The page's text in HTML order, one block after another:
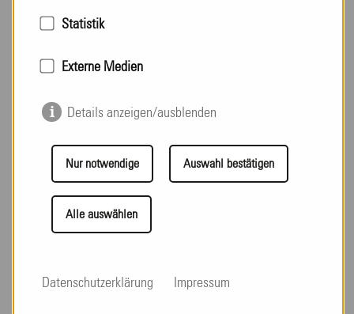
Statistik
Externe Medien
Details anzeigen/ausblenden
Nur notwendige Auswahl bestätigen
Alle auswählen
Datenschutzerklärung Impressum